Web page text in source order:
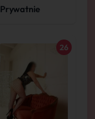
Prywatnie
26